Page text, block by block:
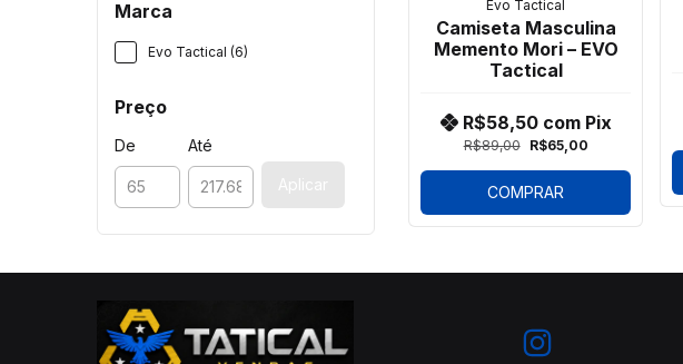
Marca
Evo Tactical (6)
Preço
De Até
Aplicar
Evo Tactical
Camiseta Masculina
Memento Mori – EVO
Tactical
R$89,00 R$65,00
R$58,50 com Pix
COMPRAR